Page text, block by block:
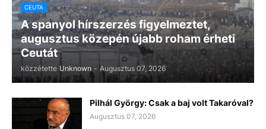
CEUTA
A spanyol hírszerzés figyelmeztet,
augusztus közepén újabb roham érheti
Ceutát
közzétette Unknown - Augusztus 07, 2026
Pilhál György: Csak a baj volt Takaróval?
Augusztus 07, 2026